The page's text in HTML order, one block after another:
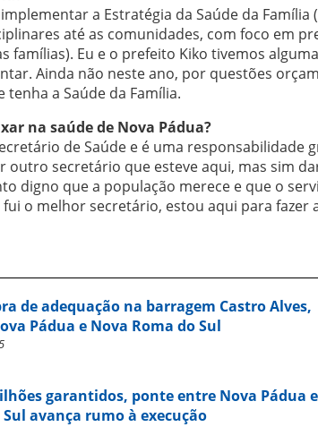
a Estratégia da Saúde da
até as comunidades, com foco em
Eu e o prefeito Kiko tivemos
Ainda não neste ano, por questões
a Saúde da Família.
na saúde de Nova Pádua?
de Saúde e é uma responsabilidade
outro secretário que esteve aqui, mas sim
digno que a população merece e que o
o melhor secretário, estou aqui para fazer
de adequação na barragem Castro Alves,
Pádua e Nova Roma do Sul
garantidos, ponte entre Nova Pádua e
avança rumo à execução